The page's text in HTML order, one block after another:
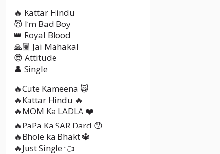
🔥 Kattar Hindu
😈 I’m Bad Boy
👑 Royal Blood
🙏🏽 Jai Mahakal
😎 Attitude
👤 Single
🔥Cute Kameena 🙀
🔥Kattar Hindu 🔥
🔥MOM Ka LADLA ❤️
🔥PaPa Ka SAR Dard 😯
🔥Bhole ka Bhakt 🔱
🔥Just Single 👈